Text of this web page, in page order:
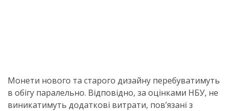
Монети нового та старого дизайну перебуватимуть
в обігу паралельно. Відповідно, за оцінками НБУ, не
виникатимуть додаткові витрати, пов’язані з